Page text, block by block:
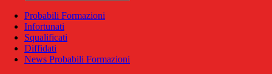
Probabili Formazioni
Infortunati
Squalificati
Diffidati
News Probabili Formazioni